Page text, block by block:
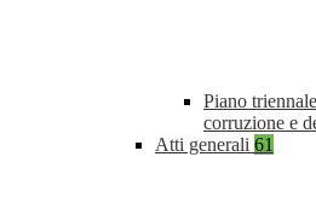
Piano
corruzione e
Atti generali 61